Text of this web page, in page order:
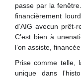
passe par la
financièrement
d’AIG avecun prêt-
C’est bien à
l’on assiste,
Prise comme telle,
unique dans